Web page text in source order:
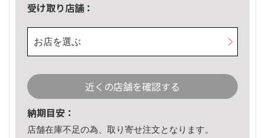
受け取り店舗：
お店を選ぶ
近くの店舗を確認する
納期目安：
店舗在庫不足の為、取り寄せ注文となります。